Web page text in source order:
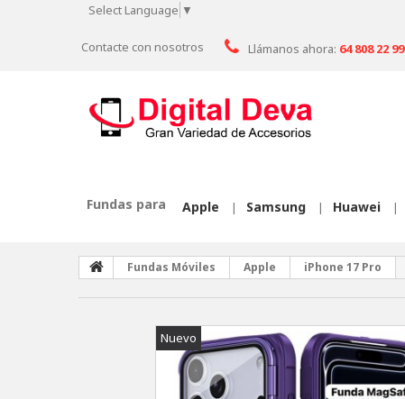
Select Language ▼
Contacte con nosotros Llámanos ahora: 64 808 22 99
Apple | Samsung | Huawei |
Fundas para
Fundas Móviles Apple iPhone 17 Pro
Nuevo